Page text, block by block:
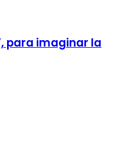
para imaginar la